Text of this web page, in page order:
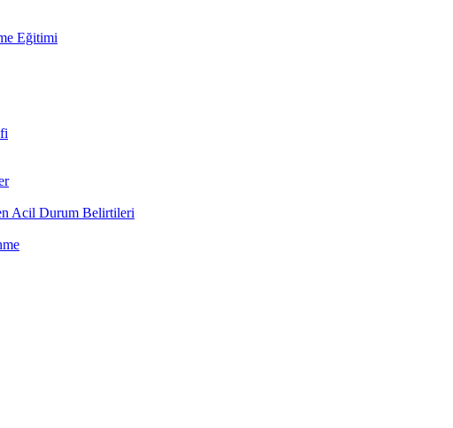
Eğitimi
Acil Durum Belirtileri